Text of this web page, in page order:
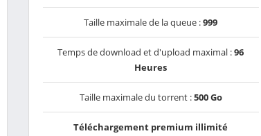
Taille maximale de la queue :999
Temps de download et d'upload maximal :96
Heures
Taille maximale du torrent :500 Go
Téléchargement premium illimité